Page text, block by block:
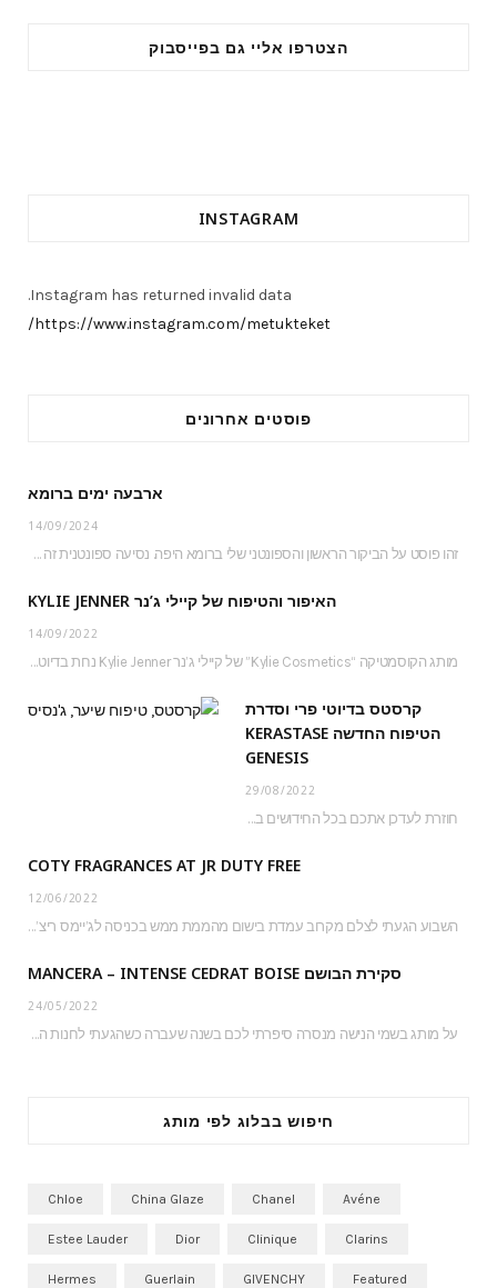
הצטרפו אליי גם בפייסבוק
INSTAGRAM
Instagram has returned invalid data.
https://www.instagram.com/metukteket/
פוסטים אחרונים
ארבעה ימים ברומא
14/09/2024
זהו פוסט על הביקור הראשון והספונטני שלי ברומא היפה. נסיעה ספונטנית זה אמנם לא דבר…
האיפור והטיפוח של קיילי ג’נר KYLIE JENNER
14/09/2022
מותג הקוסמטיקה “Kylie Cosmetics” של קיילי ג’נר Kylie Jenner נחת בדיוטי פרי ג’יימס ריצ’רדסון וזכה…
קרסטס בדיוטי פרי וסדרת
הטיפוח החדשה KERASTASE
GENESIS
29/08/2022
חוזרת לעדכן אתכם בכל החידושים בעמדת קרסטס בג’יימס ריצ’רדסון דיוטי פרי נכון לקיץ 2022 והפעם…
COTY FRAGRANCES AT JR DUTY FREE
12/06/2022
השבוע הגעתי לצלם מקרוב עמדת בישום מהממת ממש בכניסה לג’יימס ריצ’רדסון דיוטי פרי. כל העמדה…
סקירת הבושם MANCERA – INTENSE CEDRAT BOISE
24/05/2022
על מותג בשמי הנישה מנסרה סיפרתי לכם בשנה שעברה כשהגעתי לחנות הדיוטי פרי כדי לצלם…
חיפוש בבלוג לפי מותג
Avéne
Chanel
China Glaze
Chloe
Clarins
Clinique
Dior
Estee Lauder
Featured
GIVENCHY
Guerlain
Hermes